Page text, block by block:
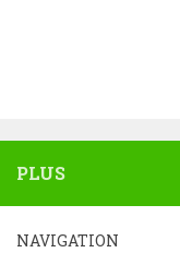
PLUS
NAVIGATION